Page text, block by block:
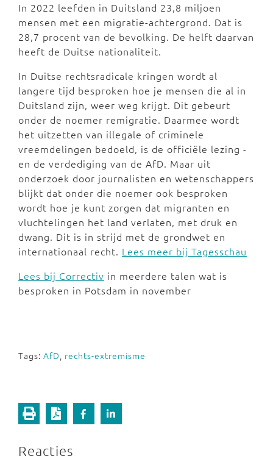
In 2022 leefden in Duitsland 23,8 miljoen
mensen met een migratie-achtergrond. Dat is
28,7 procent van de bevolking. De helft daarvan
heeft de Duitse nationaliteit.
In Duitse rechtsradicale kringen wordt al
langere tijd besproken hoe je mensen die al in
Duitsland zijn, weer weg krijgt. Dit gebeurt
onder de noemer remigratie. Daarmee wordt
het uitzetten van illegale of criminele
vreemdelingen bedoeld, is de officiële lezing -
en de verdediging van de AfD. Maar uit
onderzoek door journalisten en wetenschappers
blijkt dat onder die noemer ook besproken
wordt hoe je kunt zorgen dat migranten en
vluchtelingen het land verlaten, met druk en
dwang. Dit is in strijd met de grondwet en
internationaal recht. Lees meer bij Tagesschau
Lees bij Correctiv in meerdere talen wat is
besproken in Potsdam in november
Tags: AfD, rechts-extremisme
Reacties